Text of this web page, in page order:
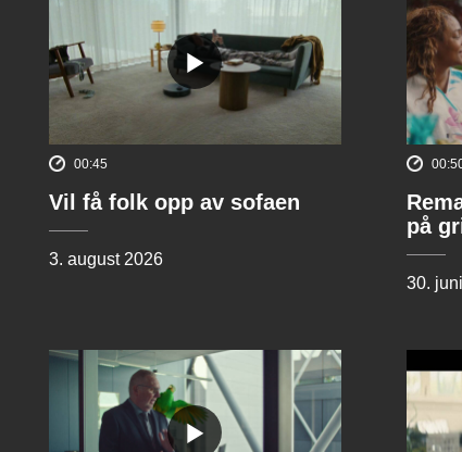
00:45
Vil få folk opp av sofaen
3. august 2026
på
30.